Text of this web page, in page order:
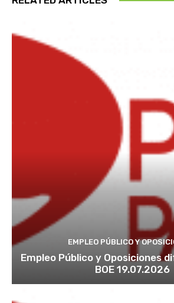
EMPLEO PÚBLICO Y
Empleo Público y Oposiciones
BOE 19.07.2026